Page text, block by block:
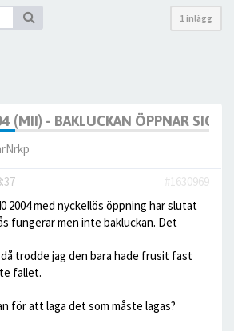
1 inlägg
(MII) - BAKLUCKAN ÖPPNAR SIG
#1630969
2004 med nyckellös öppning har slutat
fungerar men inte bakluckan. Det
trodde jag den bara hade frusit fast
fallet.
för att laga det som måste lagas?